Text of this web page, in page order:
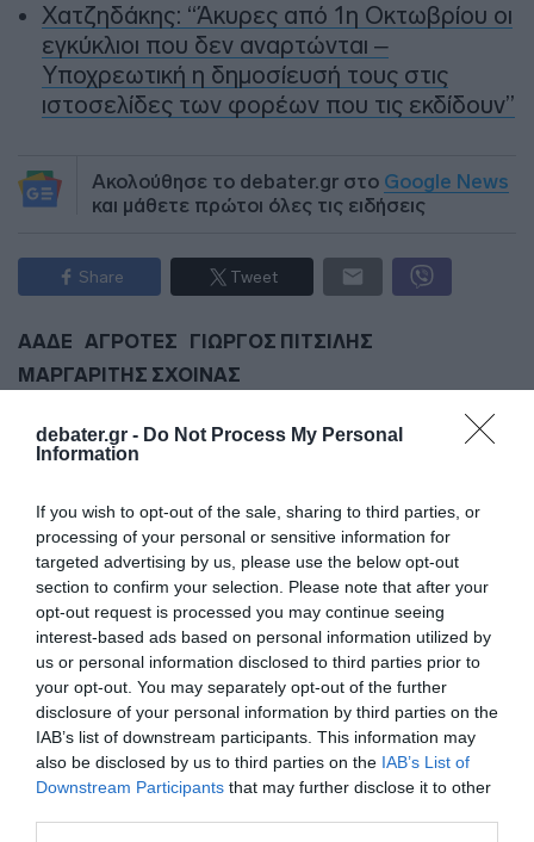
debater.gr - Do Not Process My Personal
Information
If you wish to opt-out of the sale, sharing to third parties, or
processing of your personal or sensitive information for
targeted advertising by us, please use the below opt-out
section to confirm your selection. Please note that after your
opt-out request is processed you may continue seeing
interest-based ads based on personal information utilized by
us or personal information disclosed to third parties prior to
your opt-out. You may separately opt-out of the further
disclosure of your personal information by third parties on the
IAB’s list of downstream participants. This information may
also be disclosed by us to third parties on the IAB’s List of
Downstream Participants that may further disclose it to other
Χατζηδάκης: “Άκυρες από 1η Οκτωβρίου οι
εγκύκλιοι που δεν αναρτώνται –
Υποχρεωτική η δημοσίευσή τους στις
ιστοσελίδες των φορέων που τις εκδίδουν”
Ακολούθησε το debater.gr στο Google News
και μάθετε πρώτοι όλες τις ειδήσεις
Share Tweet
ΑΑΔΕ ΑΓΡΟΤΕΣ
ΓΙΩΡΓΟΣ ΠΙΤΣΙΛΗΣ
ΜΑΡΓΑΡΙΤΗΣ ΣΧΟΙΝΑΣ
ΔΙΑΦΗΜΙΣΗ
ΣΧΟΛΙΑ